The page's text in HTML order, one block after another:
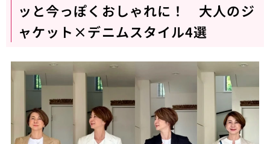
ッと今っぽくおしゃれに！ 大人のジ
ャケット×デニムスタイル4選